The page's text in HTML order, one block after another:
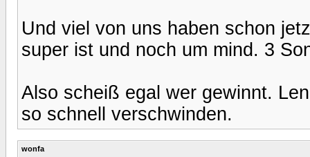
Und viel von uns haben schon
super ist und noch um mind. 3
Also scheiß egal wer gewinnt.
so schnell verschwinden.
wonfa